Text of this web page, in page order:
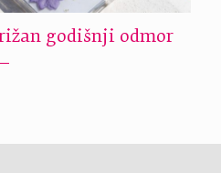
godišnji odmor